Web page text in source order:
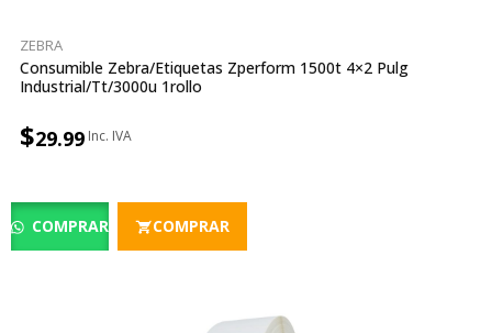
ZEBRA
Consumible Zebra/etiquetas Zperform 1500t 4×2 Pulg
Industrial/tt/3000u 1rollo
$29.99
COMPRAR COMPRAR